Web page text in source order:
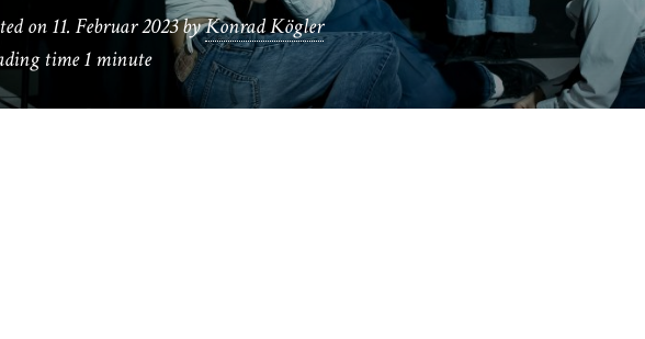
on11. Februar 2023byKonrad Kögler
time1 minute